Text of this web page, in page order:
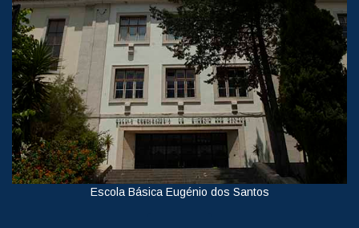
Escola Básica Eugénio dos Santos